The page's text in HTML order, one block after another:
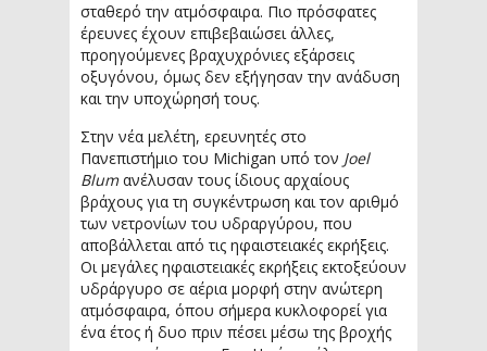
σταθερό την ατμόσφαιρα. Πιο πρόσφατες
έρευνες έχουν επιβεβαιώσει άλλες,
προηγούμενες βραχυχρόνιες εξάρσεις
οξυγόνου, όμως δεν εξήγησαν την ανάδυση
και την υποχώρησή τους.
Στην νέα μελέτη, ερευνητές στο
Πανεπιστήμιο του Michigan υπό τον Joel
Blumανέλυσαν τους ίδιους αρχαίους
βράχους για τη συγκέντρωση και τον αριθμό
των νετρονίων του υδραργύρου, που
αποβάλλεται από τις ηφαιστειακές εκρήξεις.
Οι μεγάλες ηφαιστειακές εκρήξεις εκτοξεύουν
υδράργυρο σε αέρια μορφή στην ανώτερη
ατμόσφαιρα, όπου σήμερα κυκλοφορεί για
ένα έτος ή δυο πριν πέσει μέσω της βροχής